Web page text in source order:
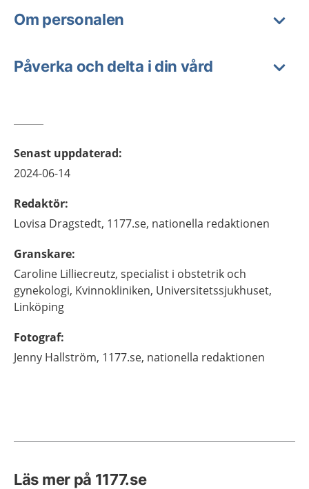
Om personalen
Påverka och delta i din vård
Senast uppdaterad:
2024-06-14
Redaktör:
Lovisa Dragstedt, 1177.se, nationella redaktionen
Granskare:
Caroline Lilliecreutz, specialist i obstetrik och
gynekologi, Kvinnokliniken, Universitetssjukhuset,
Linköping
Fotograf:
Jenny Hallström, 1177.se, nationella redaktionen
Läs mer på 1177.se